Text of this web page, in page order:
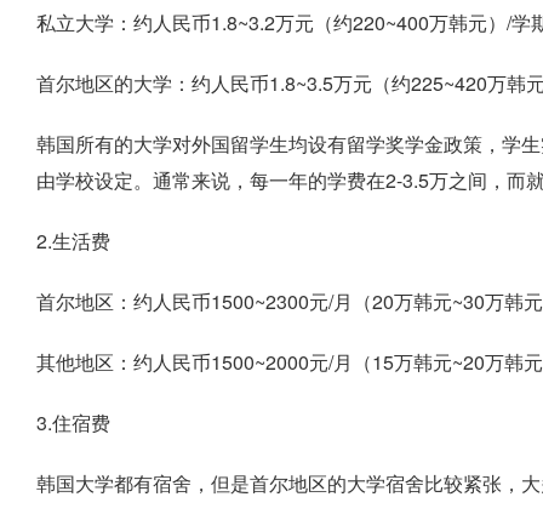
私立大学：约人民币1.8~3.2万元（约220~400万韩元）/学
首尔地区的大学：约人民币1.8~3.5万元（约225~420万韩
韩国所有的大学对外国留学生均设有留学奖学金政策，学
由学校设定。通常来说，每一年的学费在2-3.5万之间，
2.生活费
首尔地区：约人民币1500~2300元/月（20万韩元~30万韩
其他地区：约人民币1500~2000元/月（15万韩元~20万韩
3.住宿费
韩国大学都有宿舍，但是首尔地区的大学宿舍比较紧张，